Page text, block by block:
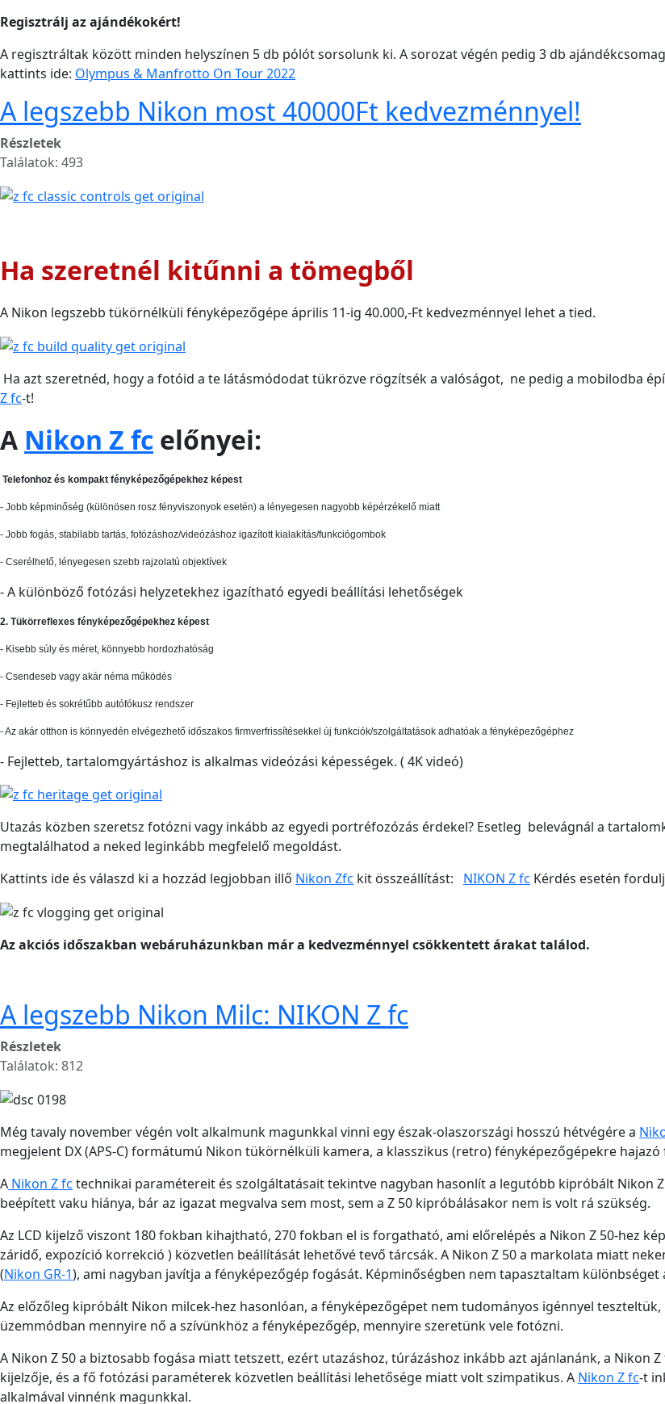
Regisztrálj az ajándékokért!
A regisztráltak között minden helyszínen 5 db pólót sorsolunk ki. A sorozat végén pedig 3 db
kattints ide: Olympus & Manfrotto On Tour 2022
A legszebb Nikon most 40000Ft kedvezménnyel!
Részletek
Találatok: 493
Ha szeretnél kitűnni a tömegből
A Nikon legszebb tükörnélküli fényképezőgépe április 11-ig 40.000,-Ft kedvezménnyel lehet a tied.
Ha azt szeretnéd, hogy a fotóid a te látásmódodat tükrözve rögzítsék a valóságot, ne pedig a mobilodba
Z fc-t!
A Nikon Z fc előnyei:
Telefonhoz és kompakt fényképezőgépekhez képest
- Jobb képminőség (különösen rosz fényviszonyok esetén) a lényegesen nagyobb képérzékelő miatt
- Jobb fogás, stabilabb tartás, fotózáshoz/videózáshoz igazított kialakítás/funkciógombok
- Cserélhető, lényegesen szebb rajzolatú objektívek
- A különböző fotózási helyzetekhez igazítható egyedi beállítási lehetőségek
2. Tükörreflexes fényképezőgépekhez képest
- Kisebb súly és méret, könnyebb hordozhatóság
- Csendeseb vagy akár néma működés
- Fejletteb és sokrétűbb autófókusz rendszer
- Az akár otthon is könnyedén elvégezhető időszakos firmverfrissítésekkel új funkciók/szolgáltatások adhatóak a fényképezőgéphez
- Fejletteb, tartalomgyártáshoz is alkalmas videózási képességek. ( 4K videó)
Utazás közben szeretsz fotózni vagy inkább az egyedi portréfozózás érdekel? Esetleg belevágnál a
megtalálhatod a neked leginkább megfelelő megoldást.
Kattints ide és válaszd ki a hozzád legjobban illő Nikon Zfc kit összeállítást: NIKON Z fc Kérdés esetén
Az akciós időszakban webáruházunkban már a kedvezménnyel csökkentett árakat találod.
A legszebb Nikon Milc: NIKON Z fc
Részletek
Találatok: 812
Még tavaly november végén volt alkalmunk magunkkal vinni egy észak-olaszországi hosszú hétvégére a
megjelent DX (APS-C) formátumú Nikon tükörnélküli kamera, a klasszikus (retro) fényképezőgépekre
A Nikon Z fc technikai paramétereit és szolgáltatásait tekintve nagyban hasonlít a legutóbb kipróbált Nikon
beépített vaku hiánya, bár az igazat megvalva sem most, sem a Z 50 kipróbálásakor nem is volt rá szükség.
Az LCD kijelző viszont 180 fokban kihajtható, 270 fokban el is forgatható, ami előrelépés a Nikon Z 50-hez
záridő, expozíció korrekció ) közvetlen beállítását lehetővé tevő tárcsák. A Nikon Z 50 a markolata miatt
(Nikon GR-1), ami nagyban javítja a fényképezőgép fogását. Képminőségben nem tapasztaltam különbséget
Az előzőleg kipróbált Nikon milcek-hez hasonlóan, a fényképezőgépet nem tudományos igénnyel
üzemmódban mennyire nő a szívünkhöz a fényképezőgép, mennyire szeretünk vele fotózni.
A Nikon Z 50 a biztosabb fogása miatt tetszett, ezért utazáshoz, túrázáshoz inkább azt ajánlanánk, a Nikon
kijelzője, és a fő fotózási paraméterek közvetlen beállítási lehetősége miatt volt szimpatikus. A Nikon Z fc-t
alkalmával vinnénk magunkkal.